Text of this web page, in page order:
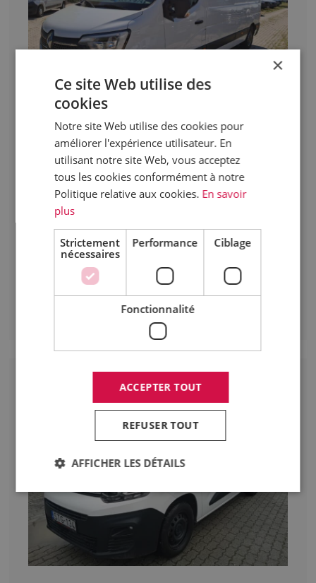
RENAULT
MASTER 2.3 DCI 135 L3H2 PACK COMFORT
AAFX874
Année de fabrication 2022
Kilomètres parcourus
Disponible
Budaörs (HU)
19 989 EUR
Détails
×
Ce site Web utilise des
cookies
Notre site Web utilise des cookies pour
améliorer l'expérience utilisateur. En
utilisant notre site Web, vous acceptez
tous les cookies conformément à notre
Politique relative aux cookies. En savoir
plus
Strictement
nécessaires
Performance Ciblage
Fonctionnalité
ACCEPTER TOUT
REFUSER TOUT
AFFICHER LES DÉTAILS